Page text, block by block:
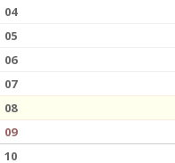
KONTAKT
04
05
06
07
08
09
10